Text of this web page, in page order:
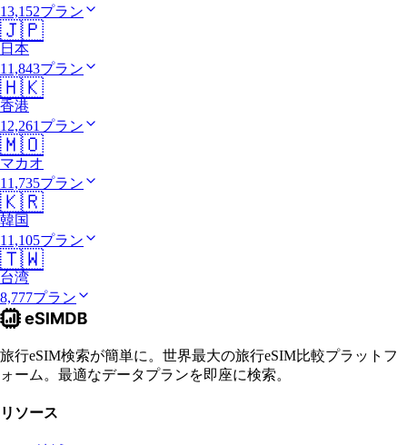
13,152プラン
🇯🇵
日本
11,843プラン
🇭🇰
香港
12,261プラン
🇲🇴
マカオ
11,735プラン
🇰🇷
韓国
11,105プラン
🇹🇼
台湾
8,777プラン
旅行eSIM検索が簡単に。世界最大の旅行eSIM比較プラットフ
ォーム。最適なデータプランを即座に検索。
リソース